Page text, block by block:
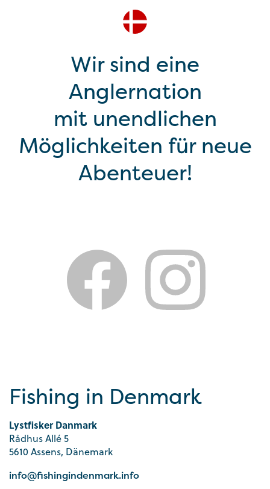
Wir sind eine
Anglernation
mit unendlichen
Möglichkeiten für neue
Abenteuer!
Fishing in Denmark
Lystfisker Danmark
Rådhus Allé 5
5610 Assens, Dänemark
info@fishingindenmark.info